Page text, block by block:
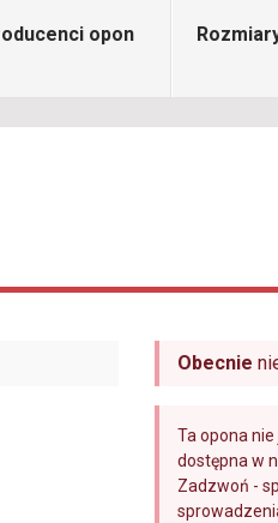
opon
Obecnie
Ta opona
dostępna w
Zadzwoń -